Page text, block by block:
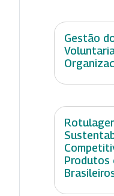
Gestão
Produtos